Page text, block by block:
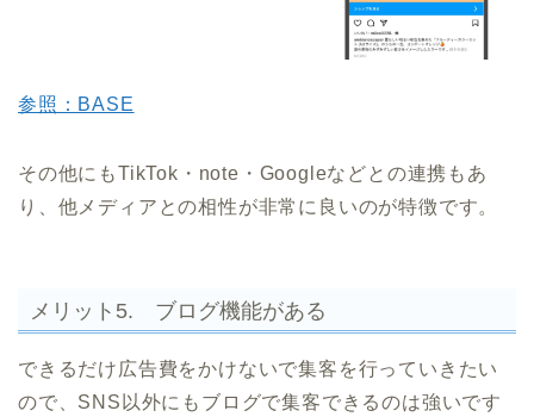
参照：BASE
その他にもTikTok・note・Googleなどとの連携もあ
り、他メディアとの相性が非常に良いのが特徴です。
メリット5. ブログ機能がある
できるだけ広告費をかけないで集客を行っていきたい
ので、SNS以外にもブログで集客できるのは強いです